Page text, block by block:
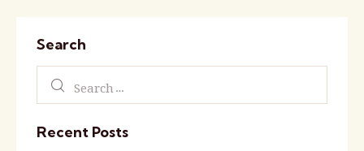
Search
Recent Posts